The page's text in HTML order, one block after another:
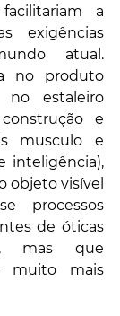
a
exigências
atual.
no produto
no estaleiro
e
musculo e
inteligência),
objeto visível
processos
de óticas
mas que
muito mais